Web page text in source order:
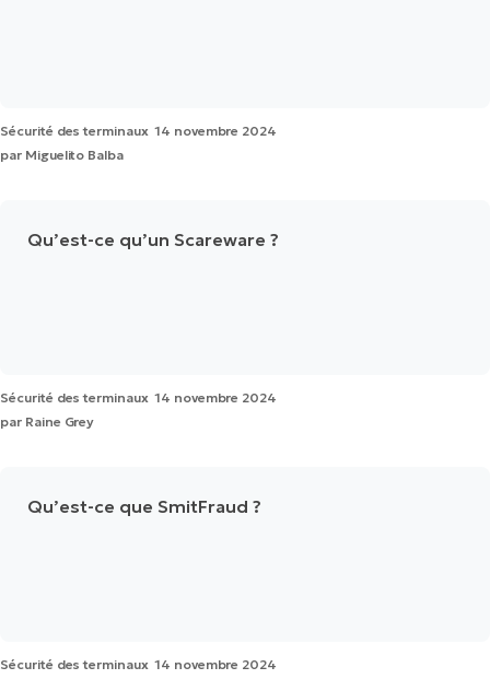
Sécurité des terminaux 14 novembre 2024
parMiguelito Balba
Qu’est-ce qu’un Scareware ?
Sécurité des terminaux 14 novembre 2024
parRaine Grey
Qu’est-ce que SmitFraud ?
Sécurité des terminaux 14 novembre 2024